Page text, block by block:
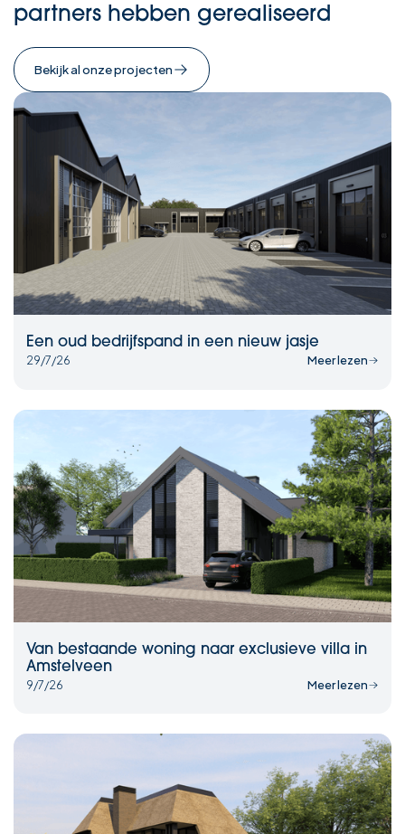
partners hebben gerealiseerd
Bekijk al onze projecten
Een oud bedrijfspand in een nieuw jasje
29/7/26
Meer lezen
Van bestaande woning naar exclusieve villa in
Amstelveen
9/7/26
Meer lezen